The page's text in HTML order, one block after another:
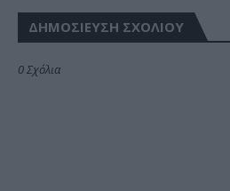
ΔΗΜΟΣΊΕΥΣΗ ΣΧΟΛΊΟΥ
0 Σχόλια